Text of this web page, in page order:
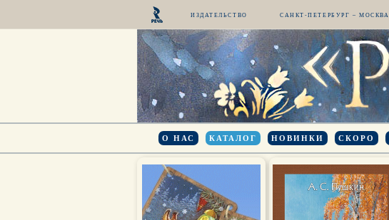
ИЗДАТЕЛЬСТВО САНКТ-ПЕТЕРБУРГ – МОСКВА
О НАС КАТАЛОГ НОВИНКИ СКОРО